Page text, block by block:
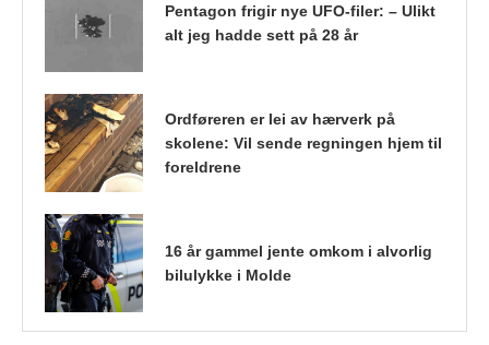
Pentagon frigir nye UFO-filer: – Ulikt
alt jeg hadde sett på 28 år
Ordføreren er lei av hærverk på
skolene: Vil sende regningen hjem til
foreldrene
16 år gammel jente omkom i alvorlig
bilulykke i Molde